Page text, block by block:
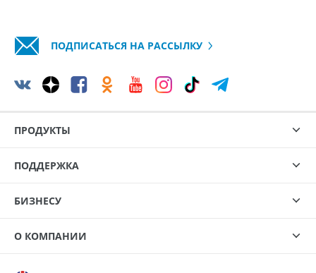
ПОДПИСАТЬСЯ НА РАССЫЛКУ
ПРОДУКТЫ
ПОДДЕРЖКА
БИЗНЕСУ
О КОМПАНИИ